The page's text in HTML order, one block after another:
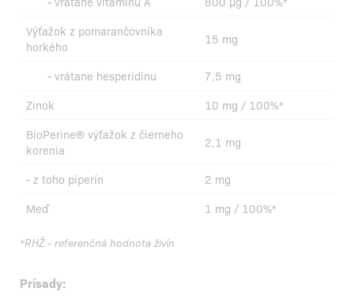
Výťažok z pomarančovníka
horkého
15 mg
- vrátane hesperidínu
7,5 mg
Zinok
10 mg / 100%*
BioPerine® výťažok z čierneho
korenia
2,1 mg
- z toho piperín
2 mg
Meď
1 mg / 100%*
*RHŽ - referenčná hodnota živín
Prísady: